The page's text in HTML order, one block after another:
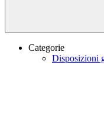
Categorie
Disposizioni